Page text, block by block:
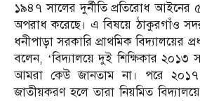
১৯৪৭ সালের দুর্নীতি প্রতিরোধ আইনের
অপরাধ করেছে। এ বিষয়ে ঠাকুরগাঁও
ধনীপাড়া সরকারি প্রাথমিক বিদ্যালয়ের
বলেন, ‘বিদ্যালয়ে দুই শি‌ক্ষিকার ২০১৩
আমরা কেউ জানতাম না। পরে ২০১৭
জাতীয়করণ হলে তারা নিয়‌মিত